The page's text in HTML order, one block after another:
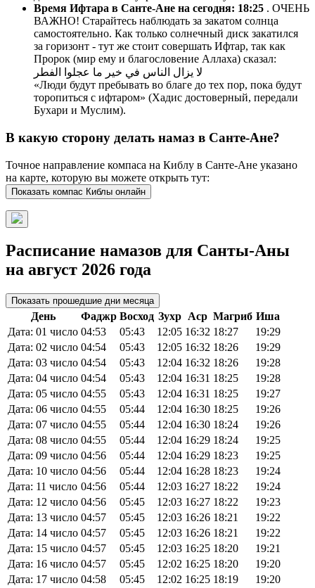
Время Ифтара в Санте-Ане на сегодня: 18:25 . ОЧЕНЬ
ВАЖНО! Старайтесь наблюдать за закатом солнца
самостоятельно. Как только солнечный диск закатился
за горизонт - тут же стоит совершать Ифтар, так как
Пророк (мир ему и благословение Аллаха) сказал:
لا يزال الناس في خير ما عجلوا الفطر
«Люди будут пребывать во благе до тех пор, пока будут
торопиться с ифтаром» (Хадис достоверный, передали
Бухари и Муслим).
В какую сторону делать намаз в Санте-Ане?
Точное направление компаса на Киблу в Санте-Ане указано
на карте, которую вы можете открыть тут:
Показать компас Киблы онлайн
Расписание намазов для Санты-Аны
на август 2026 года
Показать прошедшие дни месяца
День Фаджр Восход Зухр Аср Магриб Иша
Дата: 01 число 04:53 05:43 12:05 16:32 18:27
19:29
Дата: 02 число 04:54 05:43 12:05 16:32 18:26
19:29
Дата: 03 число 04:54 05:43 12:04 16:32 18:26
19:28
Дата: 04 число 04:54 05:43 12:04 16:31 18:25
19:28
Дата: 05 число 04:55 05:43 12:04 16:31 18:25
19:27
Дата: 06 число 04:55 05:44 12:04 16:30 18:25
19:26
Дата: 07 число 04:55 05:44 12:04 16:30 18:24
19:26
Дата: 08 число 04:55 05:44 12:04 16:29 18:24
19:25
Дата: 09 число 04:56 05:44 12:04 16:29 18:23
19:25
Дата: 10 число 04:56 05:44 12:04 16:28 18:23
19:24
Дата: 11 число 04:56 05:44 12:03 16:27 18:22
19:24
Дата: 12 число 04:56 05:45 12:03 16:27 18:22
19:23
Дата: 13 число 04:57 05:45 12:03 16:26 18:21
19:22
Дата: 14 число 04:57 05:45 12:03 16:26 18:21
19:22
Дата: 15 число 04:57 05:45 12:03 16:25 18:20
19:21
Дата: 16 число 04:57 05:45 12:02 16:25 18:20
19:20
Дата: 17 число 04:58 05:45 12:02 16:25 18:19
19:20